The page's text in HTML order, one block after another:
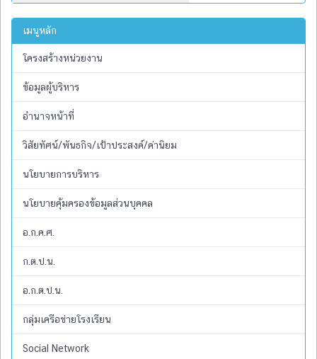
เมนูหลัก
โครงสร้างหน่วยงาน
ข้อมูลผู้บริหาร
อำนาจหน้าที่
วิสัยทัศน์/พันธกิจ/เป้าประสงค์/ค่านิยม
นโยบายการบริหาร
นโยบายคุ้มครองข้อมูลส่วนบุคคล
อ.ก.ค.ศ.
ก.ต.ป.น.
อ.ก.ต.ป.น.
กลุ่มเครือข่ายโรงเรียน
Social Network